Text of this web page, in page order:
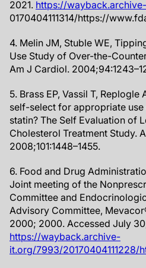
2021. https://
0170404111314/https://
4. Melin JM, Stuble WE,
Use Study of Over-the-
Am J Cardiol.
5. Brass EP, Vassil T, Replogle
self-select for appropriate
statin? The Self Evaluation of
Cholesterol Treatment Study.
2008;101:1448–1455.
6. Food and Drug
Joint meeting of the
Committee and
Advisory Committee,
2000; 2000. Accessed July
https://wayback.archive-
it.org/7993/